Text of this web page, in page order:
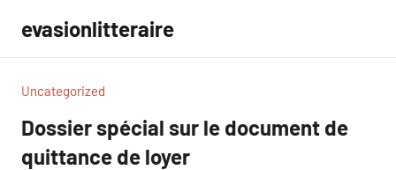
contenu
evasionlitteraire
Uncategorized
Dossier spécial sur le document de
quittance de loyer